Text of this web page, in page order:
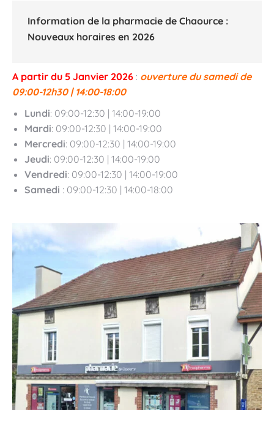
Information de la pharmacie de Chaource :
Nouveaux horaires en 2026
A partir du 5 Janvier 2026 : ouverture du samedi de
09:00-12h30 | 14:00-18:00
Lundi: 09:00-12:30 | 14:00-19:00
Mardi: 09:00-12:30 | 14:00-19:00
Mercredi: 09:00-12:30 | 14:00-19:00
Jeudi: 09:00-12:30 | 14:00-19:00
Vendredi: 09:00-12:30 | 14:00-19:00
Samedi : 09:00-12:30 | 14:00-18:00